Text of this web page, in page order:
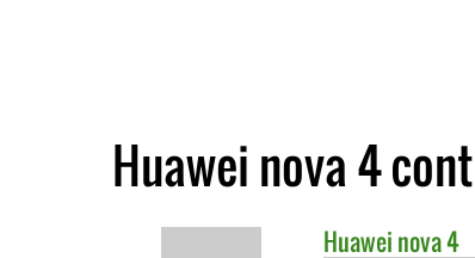
Huawei nova 4
Huawei nova 4